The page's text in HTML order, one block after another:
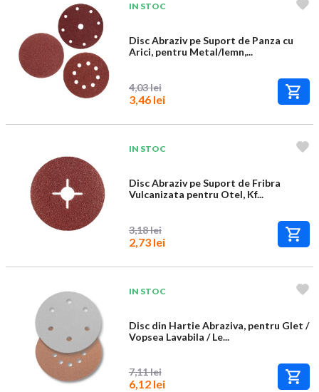
IN STOC
Disc Abraziv pe Suport de Panza cu
Arici, pentru Metal/lemn,...
4,03 lei
3,46 lei
IN STOC
Disc Abraziv pe Suport de Fribra
Vulcanizata pentru Otel, Kf...
3,18 lei
2,73 lei
IN STOC
Disc din Hartie Abraziva, pentru Glet /
Vopsea Lavabila / Le...
7,11 lei
6,12 lei